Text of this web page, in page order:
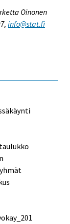
Oinonen
info@stat.fi